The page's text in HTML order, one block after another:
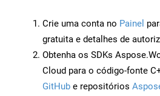
Crie uma conta no Painel
gratuita e detalhes de
Obtenha os SDKs
Cloud para o código-fonte
GitHub e repositórios